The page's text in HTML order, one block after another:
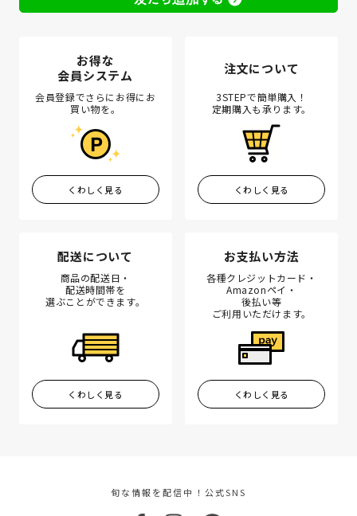
お得な
会員システム
会員登録でさらにお得にお
買い物を。
くわしく見る
注文について
3STEPで簡単購入！
定期購入も承ります。
くわしく見る
配送について
商品の配送日・
配送時間帯を
選ぶことができます。
くわしく見る
お支払い方法
各種クレジットカード・
Amazonペイ・
後払い等
ご利用いただけます。
くわしく見る
旬な情報を配信中！公式SNS